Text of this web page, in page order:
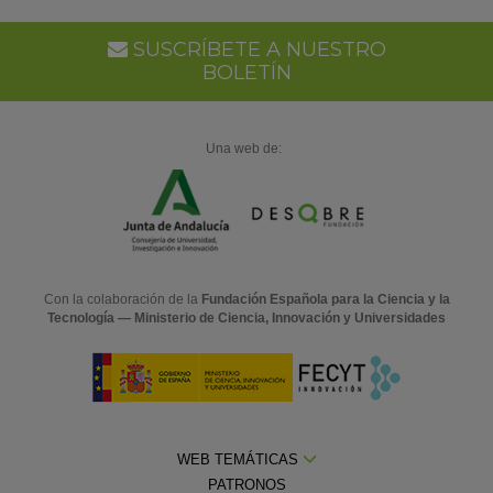
SUSCRÍBETE A NUESTRO
BOLETÍN
Una web de:
Con la colaboración de la Fundación Española para la Ciencia y la
Tecnología — Ministerio de Ciencia, Innovación y Universidades
WEB TEMÁTICAS
PATRONOS